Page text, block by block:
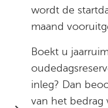
wordt de
maand
Boekt u
inleg? Dan
van het bedrag